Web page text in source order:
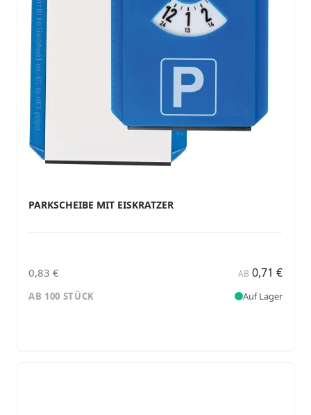
PARKSCHEIBE MIT EISKRATZER
0,83 € AB 0,71 €
AB 100 STÜCK Auf Lager